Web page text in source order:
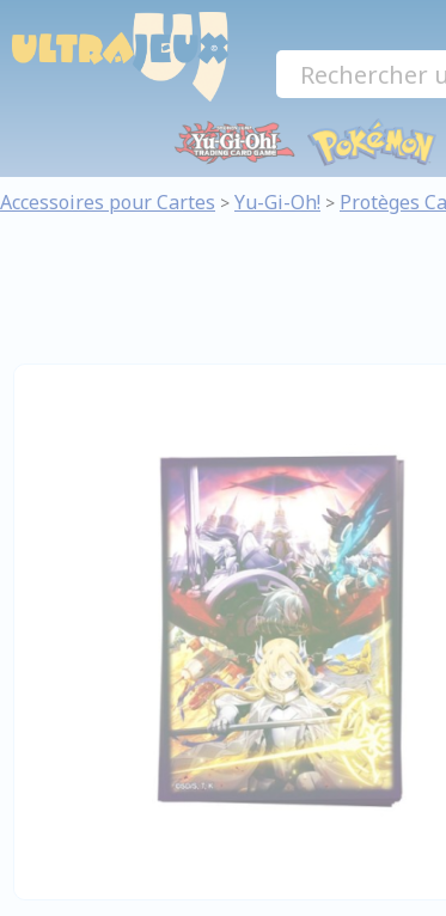
Accessoires pour Cartes > Yu-Gi-Oh! > Protèges
Panneau de gestion des cookies